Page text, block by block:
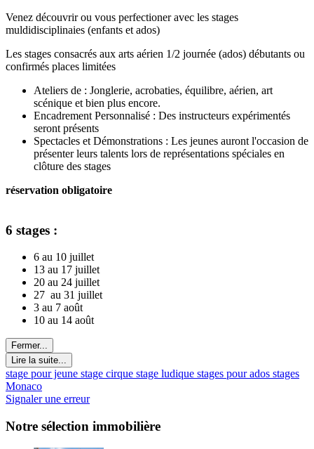
Venez découvrir ou vous perfectioner avec les stages
muldidisciplinaies (enfants et ados)
Les stages consacrés aux arts aérien 1/2 journée (ados) débutants ou
confirmés places limitées
Ateliers de : Jonglerie, acrobaties, équilibre, aérien, art
scénique et bien plus encore.
Encadrement Personnalisé : Des instructeurs expérimentés
seront présents
Spectacles et Démonstrations : Les jeunes auront l'occasion de
présenter leurs talents lors de représentations spéciales en
clôture des stages
réservation obligatoire
6 stages :
6 au 10 juillet
13 au 17 juillet
20 au 24 juillet
27 au 31 juillet
3 au 7 août
10 au 14 août
Fermer...
Lire la suite...
stage pour jeune stage cirque stage ludique stages pour ados stages
Monaco
Signaler une erreur
Notre sélection immobilière